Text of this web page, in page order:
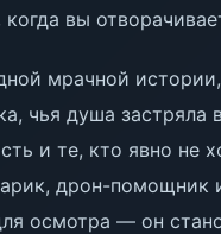
вы
мрачной
чья душа застряла
и те, кто явно не
дрон-помощник
осмотра — он